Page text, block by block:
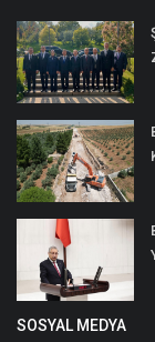
SOSYAL MEDYA